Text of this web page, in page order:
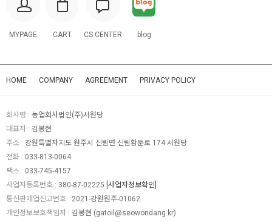
MYPAGE CART CS CENTER blog
HOME COMPANY AGREEMENT PRIVACY POLICY
회사명 : 농업회사법인(주)서원당
대표자 : 김봉현
주소 : 강원특별자치도 원주시 신림면 신림황둔로 174 서원당
전화 : 033-813-0064
팩스 : 033-745-4157
사업자등록번호 : 380-87-02225 [사업자정보확인]
통신판매업신고번호 : 2021-강원원주-01062
개인정보보호책임자 : 김봉현 (gatoil@seowondang.kr)